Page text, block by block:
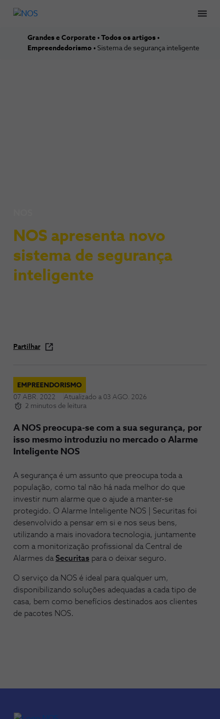
Grandes e Corporate
Todos os artigos
Empreendedorismo
Sistema de segurança inteligente
NOS apresenta novo
sistema de segurança
inteligente
Partilhar
EMPREENDORISMO
07 ABR. 2022
Atualizado a 03 AGO. 2026
2 minutos de leitura
A NOS preocupa-se com a sua segurança, por
isso mesmo introduziu no mercado o Alarme
Inteligente NOS
A segurança é um assunto que preocupa toda a
população, como tal não há nada melhor do que
investir num alarme que o ajude a manter-se
protegido. O Alarme Inteligente NOS | Securitas foi
desenvolvido a pensar em si e nos seus bens,
utilizando a mais inovadora tecnologia, juntamente
com a monitorização profissional da Central de
Alarmes da Securitas para o deixar seguro.
O serviço da NOS é ideal para qualquer um,
disponibilizando soluções adequadas a cada tipo de
casa, bem como benefícios destinados aos clientes
de pacotes NOS.